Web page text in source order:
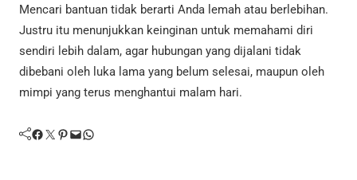
Mencari bantuan tidak berarti Anda lemah atau berlebihan.
Justru itu menunjukkan keinginan untuk memahami diri
sendiri lebih dalam, agar hubungan yang dijalani tidak
dibebani oleh luka lama yang belum selesai, maupun oleh
mimpi yang terus menghantui malam hari.
Facebook Twitter Pinterest Mail WhatsApp